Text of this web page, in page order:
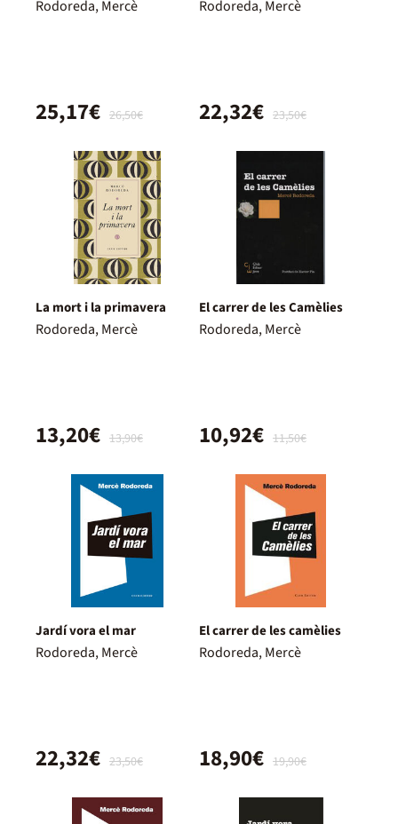
Rodoreda, Mercè
26,50€
25,17€
Rodoreda, Mercè
23,50€
22,32€
La mort i la primavera
Rodoreda, Mercè
13,90€
13,20€
El carrer de les Camèlies
Rodoreda, Mercè
11,50€
10,92€
Jardí vora el mar
Rodoreda, Mercè
23,50€
22,32€
El carrer de les camèlies
Rodoreda, Mercè
19,90€
18,90€